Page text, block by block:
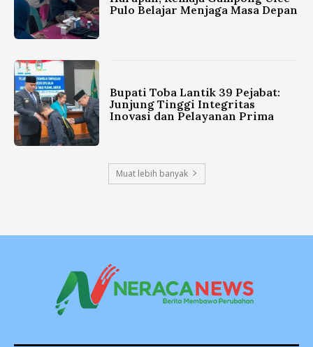
Pulo Belajar Menjaga Masa Depan
Bupati Toba Lantik 39 Pejabat:
Junjung Tinggi Integritas
Inovasi dan Pelayanan Prima
Muat lebih banyak